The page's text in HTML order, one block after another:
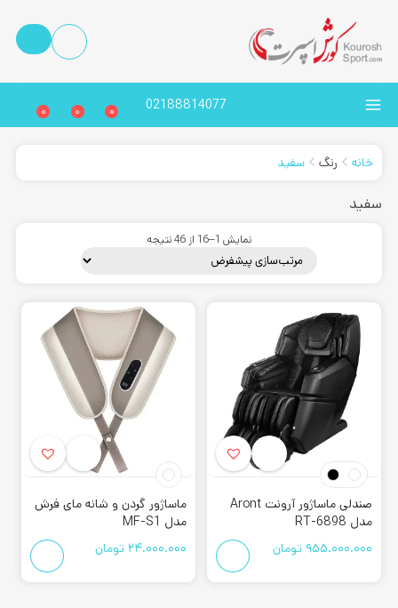
02188814077
0
0
0
خانه رنگ سفید
سفید
نمایش 1–16 از 46 نتیجه
صندلی ماساژور آرونت Aront
مدل RT-6898
955.000.000 تومان
ماساژور گردن و شانه مای فرش
مدل MF-S1
24.000.000 تومان